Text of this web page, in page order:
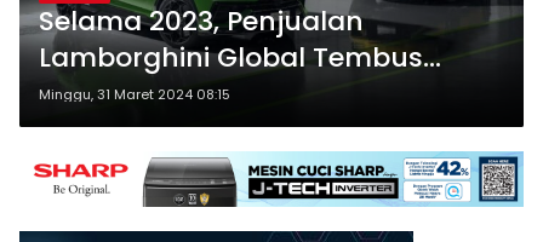
Selama 2023, Penjualan
Lamborghini Global Tembus
10.000 Unit, 103 Unit Terjual di
India
Minggu, 31 Maret 2024 08:15